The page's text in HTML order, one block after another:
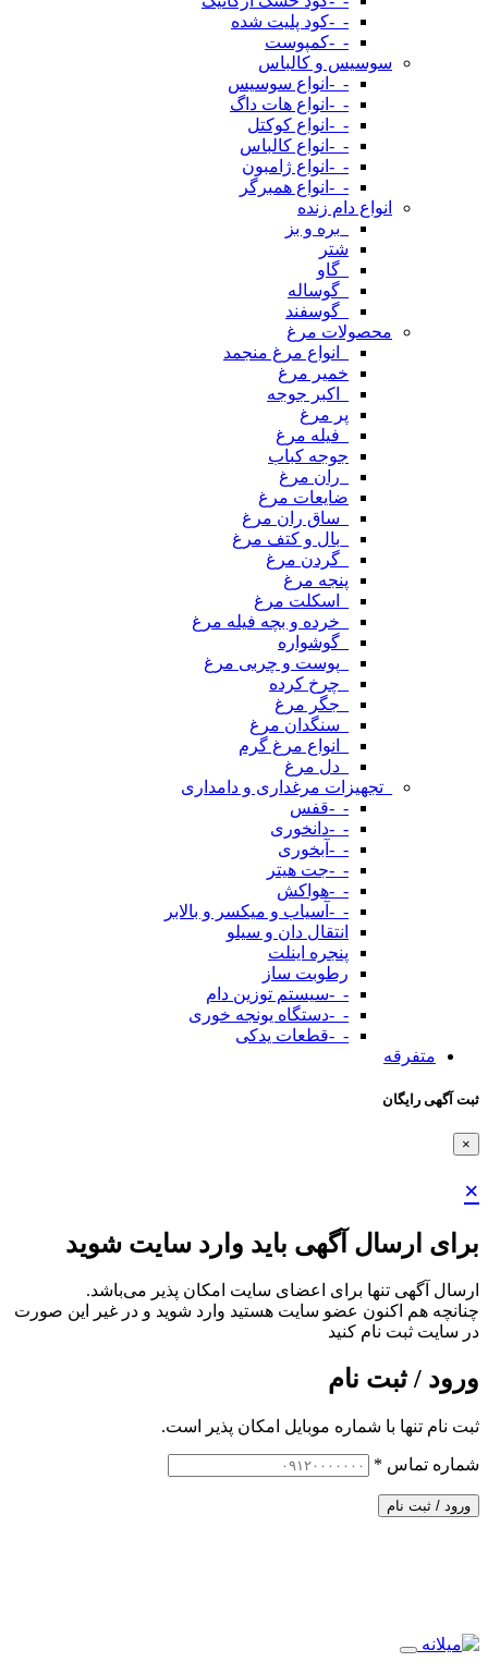
-_-کود پلیت شده
-_-کمپوست
سوسیس و کالباس
-_-انواع سوسیس
-_-انواع هات داگ
-_-انواع کوکتل
-_-انواع کالباس
-_-انواع ژامبون
-_-انواع همبرگر
انواع دام زنده
_بره و بز
شتر
_گاو
_گوساله
_گوسفند
محصولات مرغ
_انواع مرغ منجمد
خمیر مرغ
_اکبر جوجه
پر مرغ
_فیله مرغ
جوجه کباب
_ران مرغ
ضایعات مرغ
_ساق ران مرغ
_بال و کتف مرغ
_گردن مرغ
پنجه مرغ
_اسکلت مرغ
_خرده و بچه فیله مرغ
_گوشواره
_پوست و چربی مرغ
_چرخ کرده
_جگر مرغ
_سنگدان مرغ
_انواع مرغ گرم
_دل مرغ
_تجهیزات مرغداری و دامداری
-_-قفس
-_-دانخوری
-_-آبخوری
-_-جت هیتر
-_-هواکش
-_-آسیاب و میکسر و بالابر
انتقال دان و سیلو
پنجره اینلت
رطوبت ساز
-_-سیستم توزین دام
-_-دستگاه یونجه خوری
-_-قطعات یدکی
متفرقه
ثبت آگهی رایگان
×
×
برای ارسال آگهی باید وارد سایت شوید
ارسال آگهی تنها برای اعضای سایت امکان پذیر می‌باشد.
چنانچه هم‌ اکنون عضو سایت هستید وارد شوید و در غیر این صورت
در سایت ثبت نام کنید
ورود / ثبت نام
ثبت نام تنها با شماره موبایل امکان پذیر است.
شماره تماس *
ورود / ثبت نام